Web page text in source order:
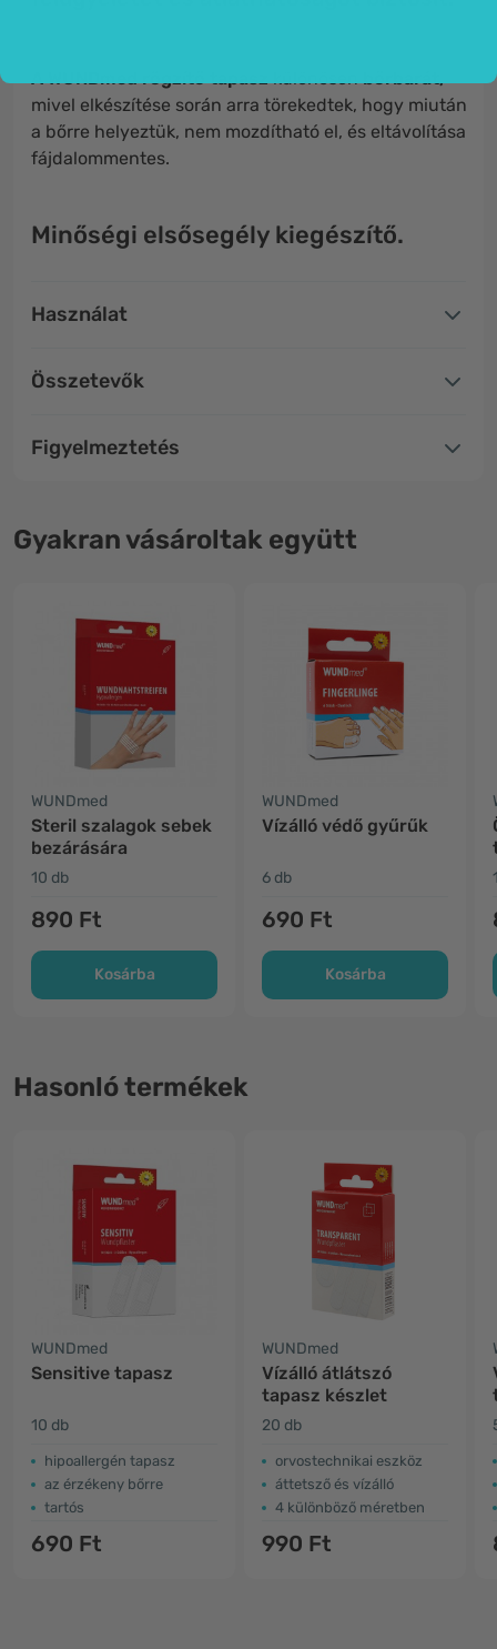
A WUNDmed rögzítő tapaszkülönösenbőrbarát,
mivel elkészítése során arra törekedtek, hogy miután
a bőrre helyeztük, nem mozdítható el, és eltávolítása
fájdalommentes.
Minőségi elsősegély kiegészítő.
Használat
Összetevők
Figyelmeztetés
Gyakran vásároltak együtt
WUNDmed
Steril szalagok sebek
bezárására
10 db
890 Ft
Kosárba
WUNDmed
Vízálló védő gyűrűk
6 db
690 Ft
Kosárba
Hasonló termékek
WUNDmed
Sensitive tapasz
10 db
hipoallergén tapasz
az érzékeny bőrre
tartós
690 Ft
WUNDmed
Vízálló átlátszó
tapasz készlet
20 db
orvostechnikai eszköz
áttetsző és vízálló
4 különböző méretben
990 Ft